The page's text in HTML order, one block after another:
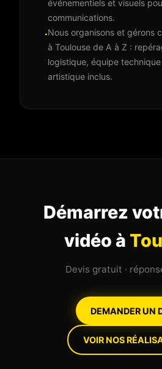
événementiels et visuels
communications.
·Nous organisons et gérons
à Toulouse de A à Z :
logistique, équipe
artistique inclus.
Démarrez
vidéo à
Devis gratuit ·
DEMANDER UN
VOIR NOS